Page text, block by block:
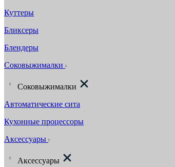
Куттеры
Бликсеры
Блендеры
Соковыжималки
Соковыжималки
Автоматические сита
Кухонные процессоры
Аксессуары
Аксессуары